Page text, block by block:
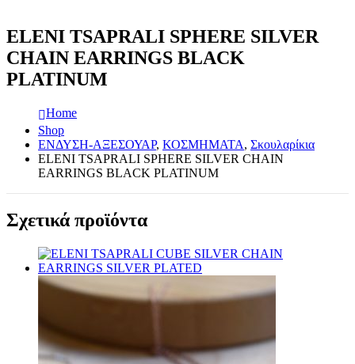
ELENI TSAPRALI SPHERE SILVER
CHAIN EARRINGS BLACK
PLATINUM
Home
Shop
ΕΝΔΥΣΗ-ΑΞΕΣΟΥΑΡ, ΚΟΣΜΗΜΑΤΑ, Σκουλαρίκια
ELENI TSAPRALI SPHERE SILVER CHAIN
EARRINGS BLACK PLATINUM
Σχετικά προϊόντα